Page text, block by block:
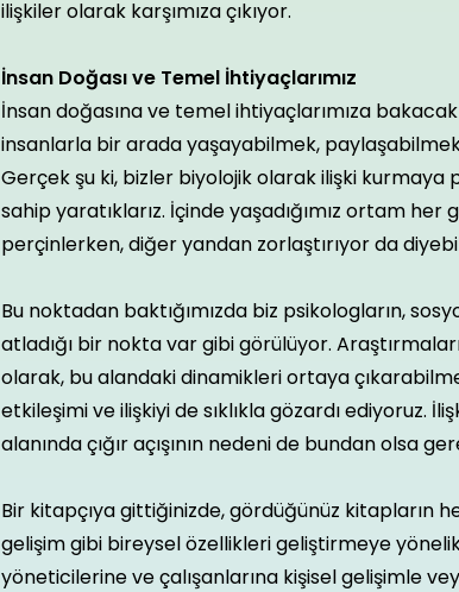
ilişkiler olarak karşımıza çıkıyor.
İnsan Doğası ve Temel İhtiyaçlarımız
İnsan doğasına ve temel ihtiyaçlarımıza
insanlarla bir arada yaşayabilmek,
Gerçek şu ki, bizler biyolojik olarak ilişki kurmaya
sahip yaratıklarız. İçinde yaşadığımız ortam her
perçinlerken, diğer yandan zorlaştırıyor da
Bu noktadan baktığımızda biz psikologların,
atladığı bir nokta var gibi görülüyor.
olarak, bu alandaki dinamikleri ortaya
etkileşimi ve ilişkiyi de sıklıkla gözardı ediyoruz.
alanında çığır açışının nedeni de bundan olsa
Bir kitapçıya gittiğinizde, gördüğünüz kitapların
gelişim gibi bireysel özellikleri geliştirmeye
yöneticilerine ve çalışanlarına kişisel gelişimle